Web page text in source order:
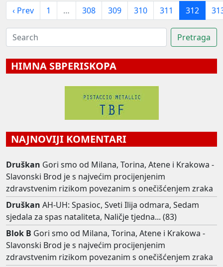
‹ Prev 1 … 308 309 310 311 312
HIMNA SBPERISKOPA
NAJNOVIJI KOMENTARI
Druškan Gori smo od Milana, Torina, Atene i Krakowa -
Slavonski Brod je s najvećim procijenjenim
zdravstvenim rizikom povezanim s onečišćenjem zraka
Druškan AH-UH: Spasioc, Sveti Ilija odmara, Sedam
sjedala za spas nataliteta, Naličje tjedna... (83)
Blok B Gori smo od Milana, Torina, Atene i Krakowa -
Slavonski Brod je s najvećim procijenjenim
zdravstvenim rizikom povezanim s onečišćenjem zraka